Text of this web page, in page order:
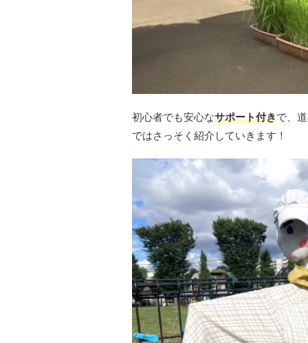
初心者でも安心なサポート付きで、
ではさっそく紹介していきます！